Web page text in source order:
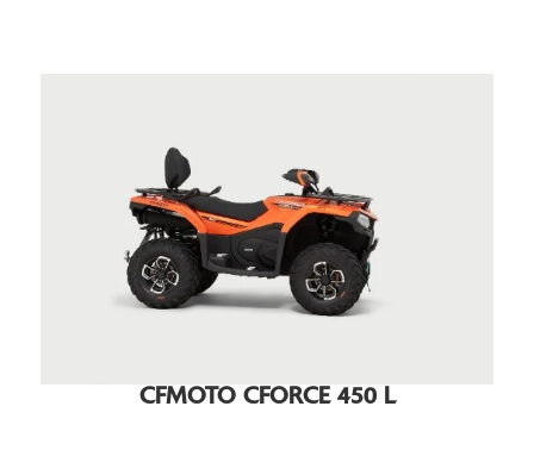
CFMOTO CFORCE 450 L